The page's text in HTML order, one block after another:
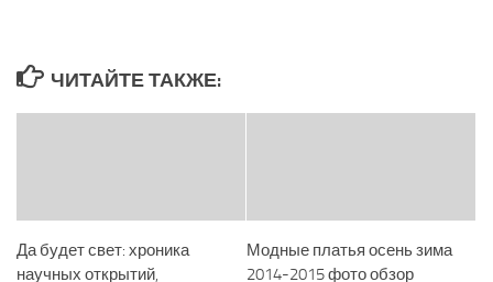
ЧИТАЙТЕ ТАКЖЕ:
Да будет свет: хроника
научных открытий,
Модные платья осень зима
2014-2015 фото обзор